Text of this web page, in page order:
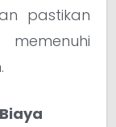
pastikan